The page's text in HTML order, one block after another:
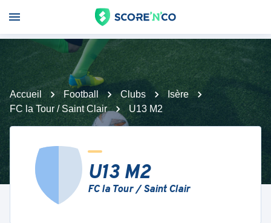
Accueil Football Clubs
Isère
FC la Tour / Saint Clair
U13 M2
U13 M2
FC la Tour / Saint Clair